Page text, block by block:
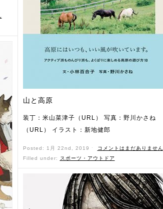
山と高原
装丁：米山菜津子（URL） 写真：野川かさね
（URL） イラスト：新地健郎
Posted: 1月 22nd, 2019 ˑ
コメントはまだありません
Filled under:
スポーツ・アウトドア